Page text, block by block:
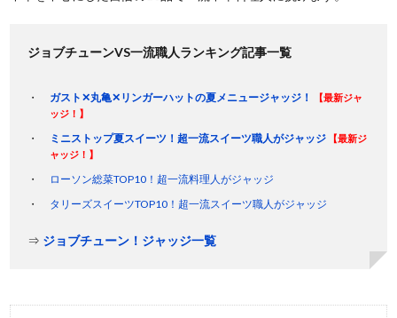
ジョブチューンVS一流職人ランキング記事一覧
ガスト✕丸亀✕リンガーハットの夏メニュージャッジ！
【最新ジャ
ッジ！】
ミニストップ夏スイーツ！超一流スイーツ職人がジャッジ
【最新ジ
ャッジ！】
ローソン総菜TOP10！超一流料理人がジャッジ
タリーズスイーツTOP10！超一流スイーツ職人がジャッジ
⇒ ジョブチューン！ジャッジ一覧